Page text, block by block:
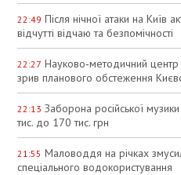
22:49 Після нічної атаки на Київ
відчутті відчаю та безпомічності
22:27 Науково‑методичний
зрив планового обстеження
22:13 Заборона російської
тис. до 170 тис. грн
21:55 Маловоддя на річках
спеціального водокористування